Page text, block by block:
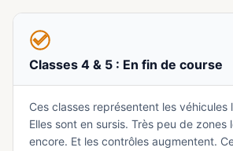
Classes 4 & 5 : En fin de course
Ces classes représentent les véhicules
Elles sont en sursis. Très peu de
encore. Et les contrôles augmentent.